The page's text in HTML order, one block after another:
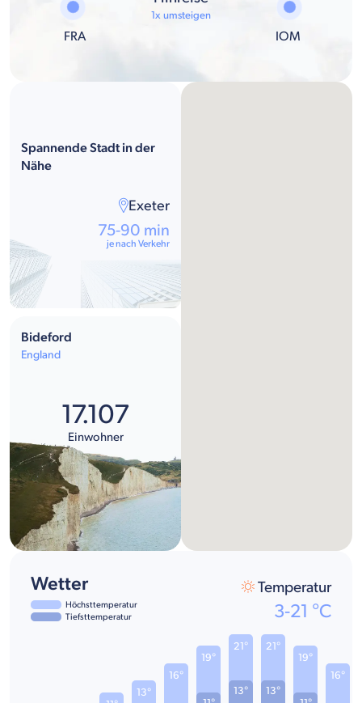
FRA
1x umsteigen
IOM
Spannende Stadt in der
Nähe
Exeter
75-90 min
je nach Verkehr
Bideford
England
17.107
Einwohner
Wetter
Höchsttemperatur
Tiefsttemperatur
Temperatur
3-21 °C
13°
16°
19°
13°
21°
13°
21°
19°
16°